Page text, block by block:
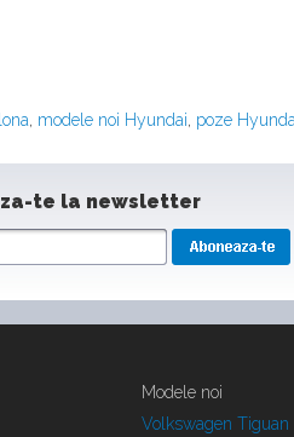
, modele noi Hyundai, poze
te la newsletter
Modele noi
Volkswagen Tiguan